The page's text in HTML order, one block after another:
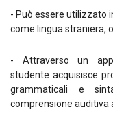
- Può essere utilizzato
come lingua straniera,
- Attraverso un
studente acquisisce
grammaticali e
comprensione auditiva